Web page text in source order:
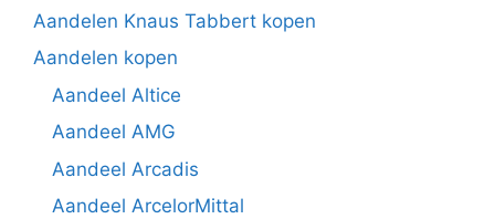
Aandelen Knaus Tabbert kopen
Aandelen kopen
Aandeel Altice
Aandeel AMG
Aandeel Arcadis
Aandeel ArcelorMittal